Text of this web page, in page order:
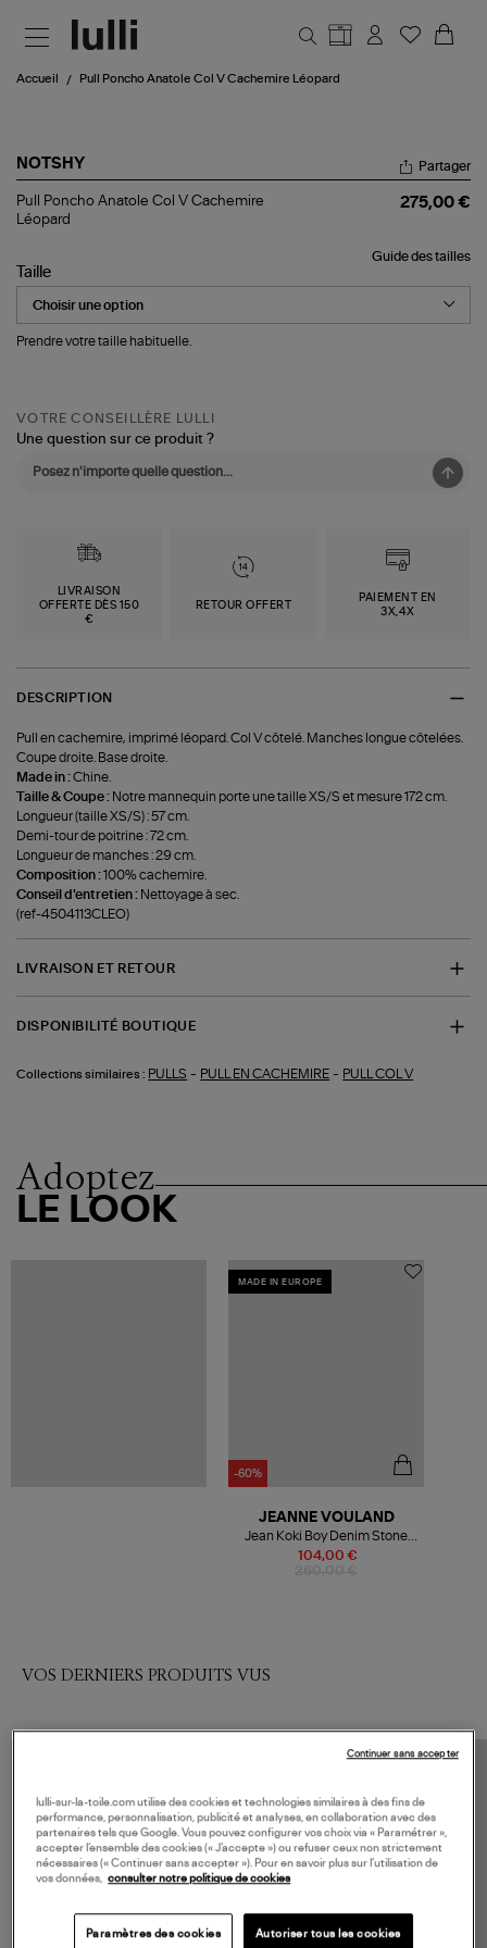
Accueil Pull Poncho Anatole Col V Cachemire Léopard
NOTSHY
Pull
Poncho
Anatole
V
Cachemire
Léopard
Partager
Pull Poncho Anatole Col V Cachemire
Léopard
275,00 €
Guide des tailles
Taille
Prendre votre taille habituelle.
VOTRE CONSEILLÈRE LULLI
Une question sur ce produit ?
LIVRAISON
OFFERTE DÈS 150
€
RETOUR OFFERT
PAIEMENT EN
3X,4X
DESCRIPTION
Pull en cachemire, imprimé léopard. Col V côtelé. Manches longue côtelées.
Coupe droite. Base droite.
Made in :Chine.
Taille & Coupe : Notre mannequin porte une taille XS/S et mesure 172 cm.
Longueur (taille XS/S) : 57 cm.
Demi-tour de poitrine : 72 cm.
Longueur de manches : 29 cm.
Composition :100% cachemire.
Conseil d'entretien : Nettoyage à sec.
(ref-4504113CLEO)
LIVRAISON ET RETOUR
DISPONIBILITÉ BOUTIQUE
Collections similaires : PULLS - PULL EN CACHEMIRE - PULL COL V
Adoptez
LE LOOK
MADE IN EUROPE
-60%
104,00 €
JEANNE VOULAND
Jean Koki Boy Denim Stone
Noir
VOS DERNIERS PRODUITS VUS
lulli-sur-la-toile.com utilise des cookies et technologies similaires à des fins de
performance, personnalisation, publicité et analyses, en collaboration avec des
partenaires tels que Google. Vous pouvez configurer vos choix via « Paramétrer »,
accepter l’ensemble des cookies (« J’accepte ») ou refuser ceux non strictement
nécessaires (« Continuer sans accepter »). Pour en savoir plus sur l’utilisation de
vos données, consulter notre politique de cookies
Paramètres des cookies Autoriser tous les cookies
Continuer sans accepter